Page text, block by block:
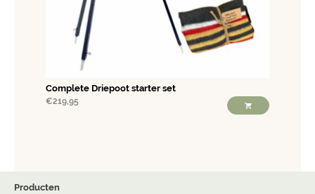
Complete Driepoot starter set
€219,95
Producten